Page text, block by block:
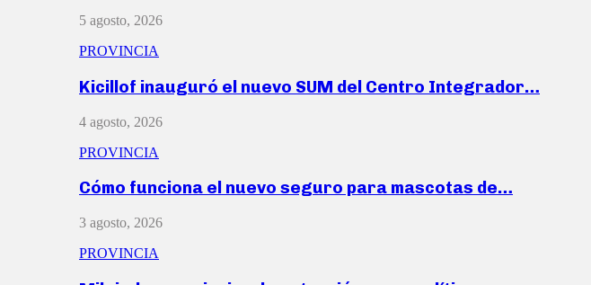
5 agosto, 2026
PROVINCIA
Kicillof inauguró el nuevo SUM del Centro Integrador…
4 agosto, 2026
PROVINCIA
Cómo funciona el nuevo seguro para mascotas de…
3 agosto, 2026
PROVINCIA